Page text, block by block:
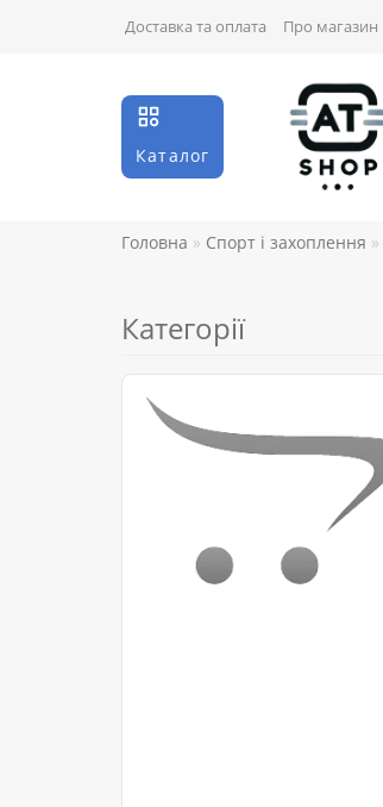
Доставка та оплата Про магазин
Каталог
Головна Спорт і захоплення
Категорії